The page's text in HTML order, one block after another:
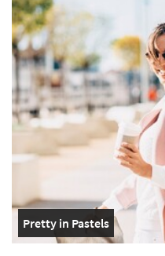
Pretty in Pastels